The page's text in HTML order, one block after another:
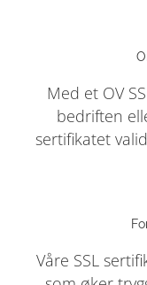
Med et OV
bedriften
sertifikatet
Våre SSL